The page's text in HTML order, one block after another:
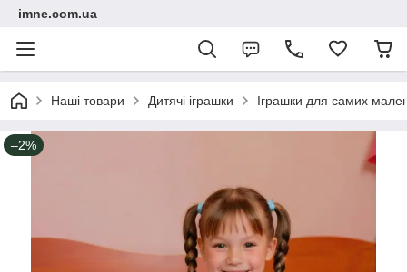
imne.com.ua
Наші товари Дитячі іграшки Іграшки для самих
–2%